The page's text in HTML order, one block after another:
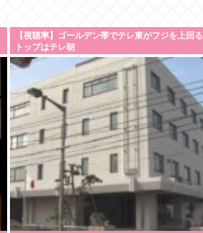
【視聴率】ゴールデン帯でテレ東がフジを上回る
トップはテレ朝